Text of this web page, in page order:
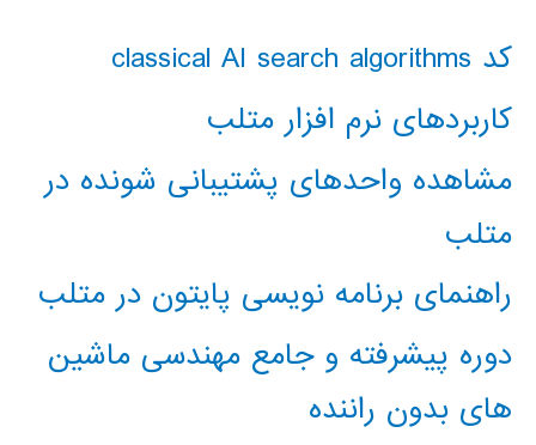
کد classical AI search algorithms
کاربردهای نرم افزار متلب
مشاهده واحدهای پشتیبانی شونده در
متلب
راهنمای برنامه نویسی پایتون در متلب
دوره پیشرفته و جامع مهندسی ماشین
های بدون راننده